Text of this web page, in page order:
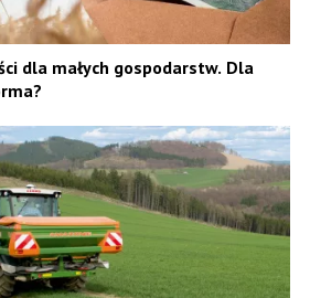
dla małych gospodarstw. Dla